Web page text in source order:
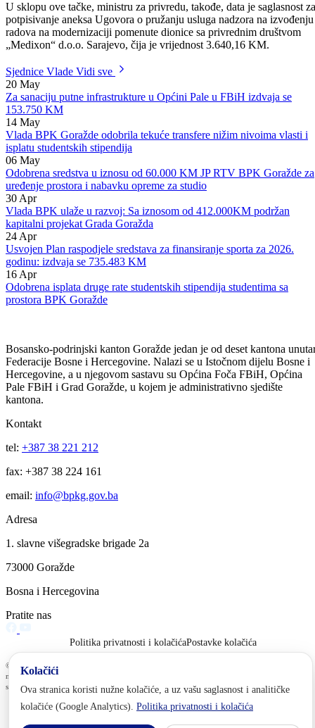
U sklopu ove tačke, ministru za privredu, takođe, data je saglasnost za
potpisivanje aneksa Ugovora o pružanju usluga nadzora na izvođenju
radova na modernizaciji pomenute dionice sa privrednim društvom
„Medixon“ d.o.o. Sarajevo, čija je vrijednost 3.640,16 KM.
Sjednice Vlade Vidi sve
20 May
Za sanaciju putne infrastrukture u Općini Pale u FBiH izdvaja se
153.750 KM
14 May
Vlada BPK Goražde odobrila tekuće transfere nižim nivoima vlasti i
isplatu studentskih stipendija
06 May
Odobrena sredstva u iznosu od 60.000 KM JP RTV BPK Goražde za
uređenje prostora i nabavku opreme za studio
30Apr
Vlada BPK ulaže u razvoj: Sa iznosom od 412.000KM podržan
kapitalni projekat Grada Goražda
24Apr
Usvojen Plan raspodjele sredstava za finansiranje sporta za 2026.
godinu: izdvaja se 735.483 KM
16Apr
Odobrena isplata druge rate studentskih stipendija studentima sa
prostora BPK Goražde
Bosansko-podrinjski kanton Goražde jedan je od deset kantona
Federacije Bosne i Hercegovine. Nalazi se u Istočnom dijelu Bosne i
Hercegovine, a u njegovom sastavu su Općina Foča FBiH, Općina
Pale FBiH i Grad Goražde, u kojem je administrativno sjedište
kantona.
Kontakt
tel: +387 38 221 212
fax: +387 38 224 161
email: info@bpkg.gov.ba
Adresa
1. slavne višegradske brigade 2a
73000 Goražde
Bosna i Hercegovina
Pratite nas
Politika privatnosti i kolačićaPostavke kolačića
© 2025 Vlada BPK Goražde. Sva prava na ovoj stranici su zadržana. Zabranjeno je svako
neovlašteno preuzimanje i distribucija sadržaja bez navođenja izvora informacija, sve ostalo je
suprotno autorskim pravima.
Kolačići
Ova stranica koristi nužne kolačiće, a uz vašu saglasnost i analitičke
kolačiće (Google Analytics). Politika privatnosti i kolačića